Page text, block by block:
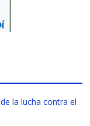
la lucha contra el